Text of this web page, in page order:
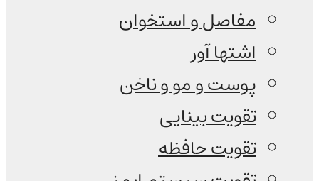
مفاصل و استخوان
اشتها آور
پوست و مو و ناخن
تقویت بینایی
تقویت حافظه